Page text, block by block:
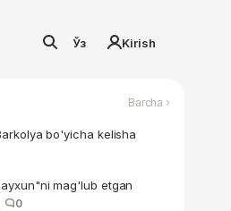
Ўз Kirish
Barcha ›
bo'yicha kelisha
mag'lub etgan
0